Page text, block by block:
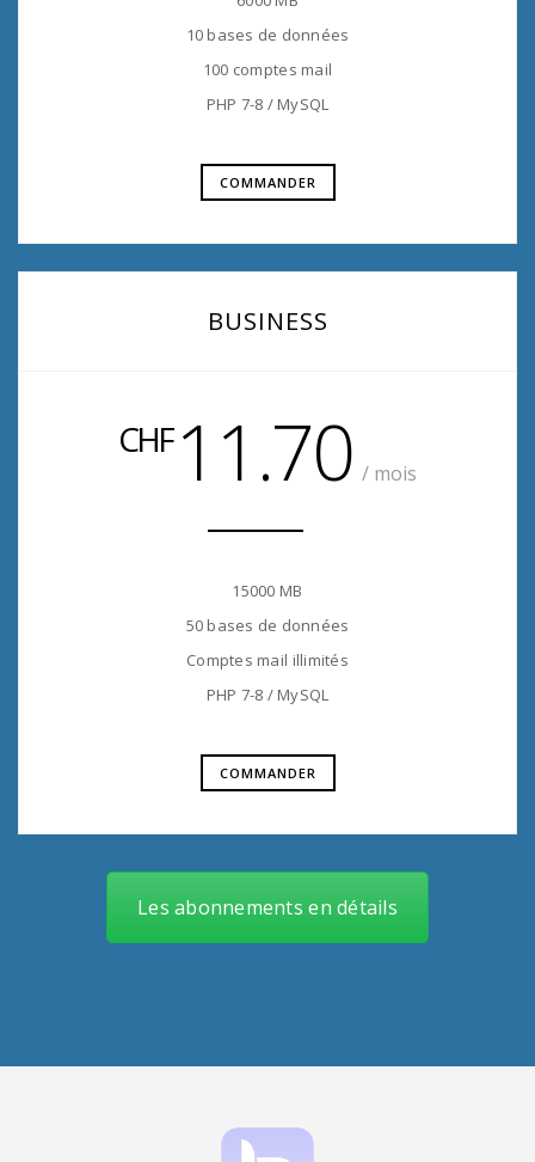
10 bases de données
100 comptes mail
PHP 7-8 / MySQL
COMMANDER
BUSINESS
CHF 11.70 / mois
15000 MB
50 bases de données
Comptes mail illimités
PHP 7-8 / MySQL
COMMANDER
Les abonnements en détails